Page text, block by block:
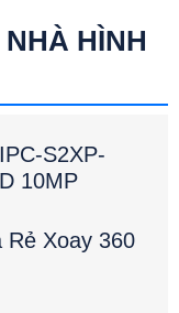
HÌNH
S2XP-
10MP
Rẻ Xoay 360